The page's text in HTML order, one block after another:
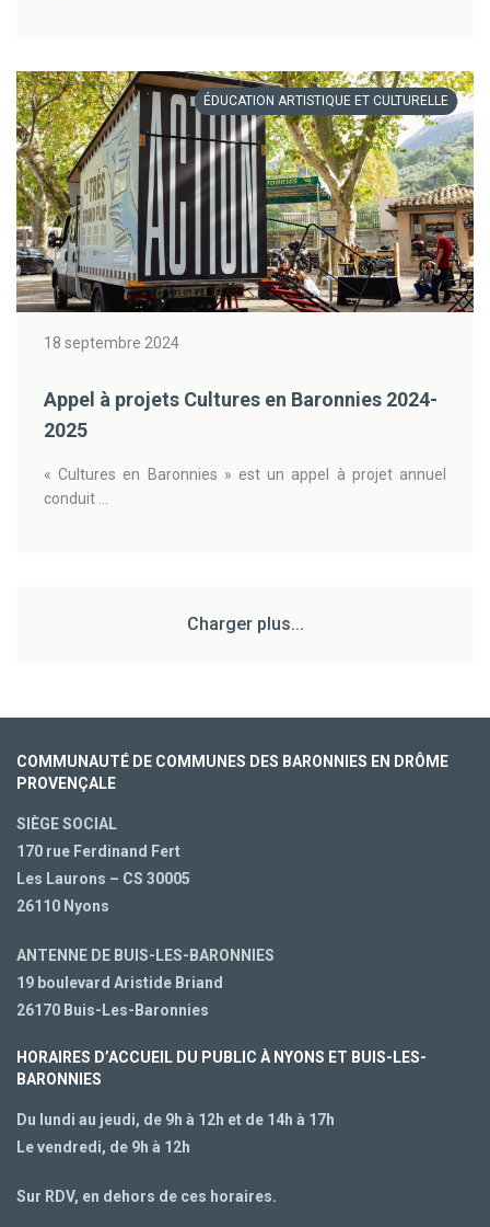
ÉDUCATION ARTISTIQUE ET CULTURELLE
18 septembre 2024
Appel à projets Cultures en Baronnies 2024-
2025
« Cultures en Baronnies » est un appel à projet annuel
conduit ...
Charger plus...
COMMUNAUTÉ DE COMMUNES DES BARONNIES EN DRÔME
PROVENÇALE
SIÈGE SOCIAL
170 rue Ferdinand Fert
Les Laurons – CS 30005
26110 Nyons
ANTENNE DE BUIS-LES-BARONNIES
19 boulevard Aristide Briand
26170 Buis-Les-Baronnies
HORAIRES D’ACCUEIL DU PUBLIC À NYONS ET BUIS-LES-
BARONNIES
Du lundi au jeudi, de 9h à 12h et de 14h à 17h
Le vendredi, de 9h à 12h
Sur RDV, en dehors de ces horaires.